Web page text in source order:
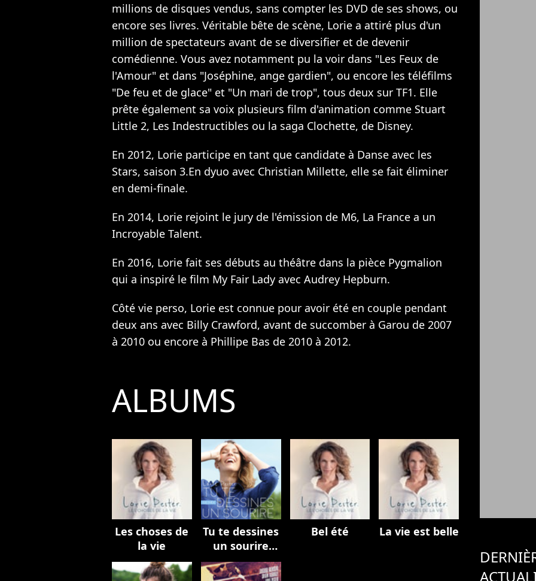
millions de disques vendus, sans compter les DVD de ses shows, ou
encore ses livres. Véritable bête de scène, Lorie a attiré plus d'un
million de spectateurs avant de se diversifier et de devenir
comédienne. Vous avez notamment pu la voir dans "Les Feux de
l'Amour" et dans "Joséphine, ange gardien", ou encore les téléfilms
"De feu et de glace" et "Un mari de trop", tous deux sur TF1. Elle
prête également sa voix plusieurs film d'animation comme Stuart
Little 2, Les Indestructibles ou la saga Clochette, de Disney.
En 2012, Lorie participe en tant que candidate à Danse avec les
Stars, saison 3.En dyuo avec Christian Millette, elle se fait éliminer
en demi-finale.
En 2014, Lorie rejoint le jury de l'émission de M6, La France a un
Incroyable Talent.
En 2016, Lorie fait ses débuts au théâtre dans la pièce Pygmalion
qui a inspiré le film My Fair Lady avec Audrey Hepburn.
Côté vie perso, Lorie est connue pour avoir été en couple pendant
deux ans avec Billy Crawford, avant de succomber à Garou de 2007
à 2010 ou encore à Phillipe Bas de 2010 à 2012.
ALBUMS
Les choses de
la vie
Tu te dessines
un sourire
(Remix)
Bel été La vie est belle